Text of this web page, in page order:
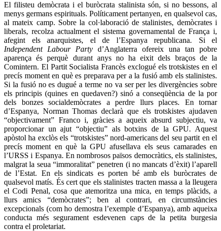
El filisteu demòcrata i el buròcrata stalinista són, si no bessons, al
menys germans espirituals. Políticament pertanyen, en qualsevol cas,
al mateix camp. Sobre la col·laboració de stalinistes, demòcrates i
liberals, recolza actualment el sistema governamental de França i,
afegint els anarquistes, el de l’Espanya republicana. Si el
Independent Labour Party d’Anglaterra ofereix una tan pobre
aparença és perquè durant anys no ha eixit dels braços de la
Comintern. El Partit Socialista Francès exclogué els trotskistes en el
precís moment en què es preparava per a la fusió amb els stalinistes.
Si la fusió no es dugué a terme no va ser per les divergències sobre
els principis (quines en quedaven?) sinó a conseqüència de la por
dels bonzes socialdemòcrates a perdre llurs places. En tornar
d’Espanya, Norman Thomas declarà que els trotskistes ajudaven
“objectivament” Franco i, gràcies a aqueix absurd subjectiu, va
proporcionar un ajut “objectiu” als botxins de la GPU. Aquest
apòstol ha exclòs els “trotskistes” nord-americans del seu partit en el
precís moment en què la GPU afusellava els seus camarades en
l’URSS i Espanya. En nombrosos països democràtics, els stalinistes,
malgrat la seua “immoralitat” penetren (i no mancats d’èxit) l’aparell
de l’Estat. En els sindicats es porten bé amb els buròcrates de
qualsevol matís. És cert que els stalinistes tracten massa a la lleugera
el Codi Penal, cosa que atemoritza una mica, en temps plàcids, a
llurs amics “demòcrates”; ben al contrari, en circumstàncies
excepcionals (com ho demostra l’exemple d’Espanya), amb aqueixa
conducta més segurament esdevenen caps de la petita burgesia
contra el proletariat.